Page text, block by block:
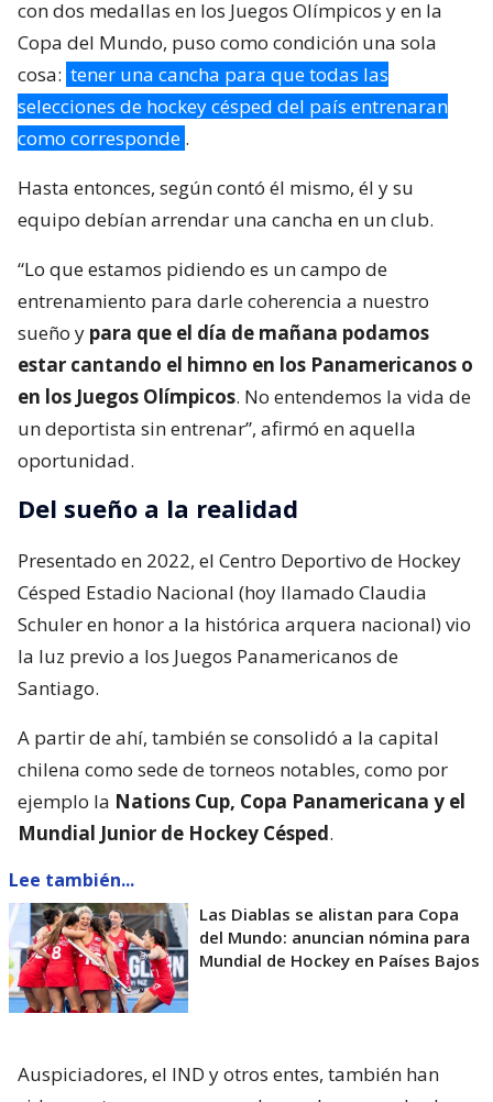
con dos medallas en los Juegos Olímpicos y en la
Copa del Mundo, puso como condición una sola
cosa: tener una cancha para que todas las
selecciones de hockey césped del país entrenaran
como corresponde .
Hasta entonces, según contó él mismo, él y su
equipo debían arrendar una cancha en un club.
“Lo que estamos pidiendo es un campo de
entrenamiento para darle coherencia a nuestro
sueño y para que el día de mañana podamos
estar cantando el himno en los Panamericanos o
en los Juegos Olímpicos. No entendemos la vida de
un deportista sin entrenar”, afirmó en aquella
oportunidad.
Del sueño a la realidad
Presentado en 2022, el Centro Deportivo de Hockey
Césped Estadio Nacional (hoy llamado Claudia
Schuler en honor a la histórica arquera nacional) vio
la luz previo a los Juegos Panamericanos de
Santiago.
A partir de ahí, también se consolidó a la capital
chilena como sede de torneos notables, como por
ejemplo la Nations Cup, Copa Panamericana y el
Mundial Junior de Hockey Césped.
Lee también...
Las Diablas se alistan para Copa
del Mundo: anuncian nómina para
Mundial de Hockey en Países Bajos
Auspiciadores, el IND y otros entes, también han